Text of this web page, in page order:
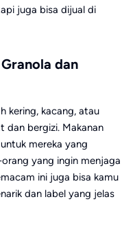
juga bisa dijual di
dan
kering, kacang, atau
dan bergizi. Makanan
mereka yang
yang ingin menjaga
ini juga bisa kamu
dan label yang jelas